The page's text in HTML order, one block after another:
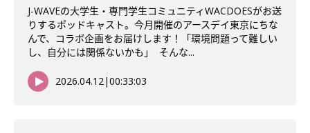
J-WAVEの大学生・専門学生コミュニティWACDOESがお送
りするポッドキャスト。今月開催のアースデイ東京にちな
んで、コラボ企画をお届けします！「環境問題って難しい
し、自分には関係ないかも」 そんな...
2026.04.12|00:33:03